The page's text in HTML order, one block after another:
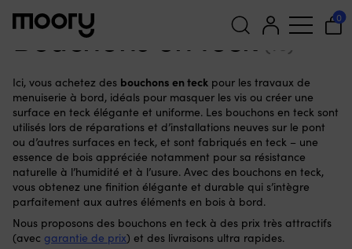
pour :
0
Bouchons en teck (10)
Ici, vous achetez des bouchons en teck pour les travaux de
menuiserie à bord, idéals pour masquer les vis ou créer une
surface en teck élégante et uniforme. Les bouchons en teck sont
utilisés lors de réparations et d’installations neuves sur le pont
ou d’autres surfaces en teck, et sont fabriqués en teck – une
essence de bois appréciée notamment pour sa résistance
naturelle à l’humidité et à l’usure. Avec des bouchons en teck,
vous obtenez une finition élégante et durable qui s’intègre
parfaitement aux autres éléments en bois à bord.
Nous proposons des bouchons en teck à des prix très attractifs
(avec garantie de prix) et des livraisons ultra rapides.